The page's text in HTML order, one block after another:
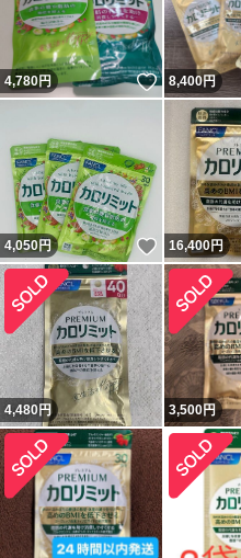
4,780円 いいね！
8,400円
4,050円 いいね！
16,400円
4,480円 3,500円